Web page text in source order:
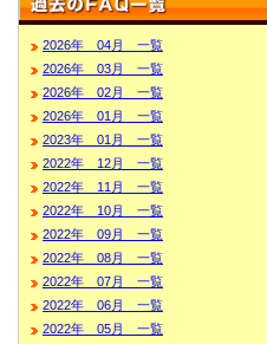
2026年 04月 一覧
2026年 03月 一覧
2026年 02月 一覧
2026年 01月 一覧
2023年 01月 一覧
2022年 12月 一覧
2022年 11月 一覧
2022年 10月 一覧
2022年 09月 一覧
2022年 08月 一覧
2022年 07月 一覧
2022年 06月 一覧
2022年 05月 一覧